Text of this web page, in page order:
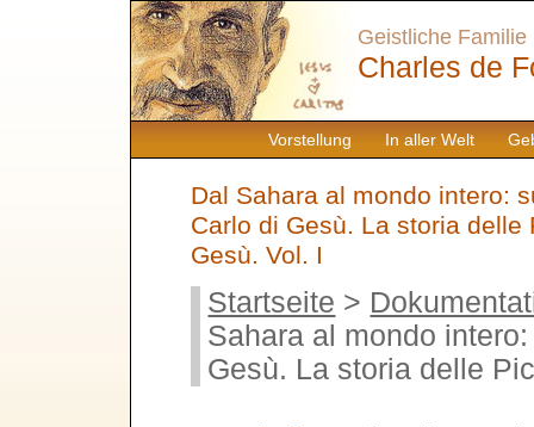
Vorstellung In aller Welt
Geistliche Familie
Charles de
Dal Sahara al mondo intero:
Carlo di Gesù. La storia delle
Gesù. Vol. I
Startseite >
Sahara al mondo
Gesù. La storia delle